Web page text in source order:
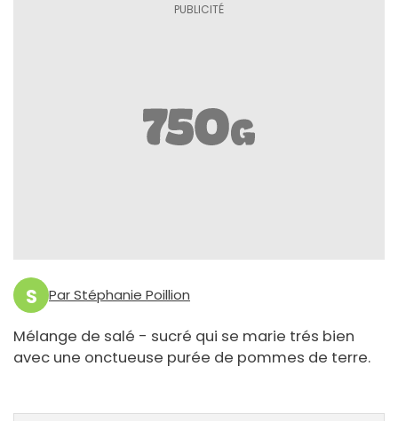
S Par Stéphanie Poillion
Mélange de salé - sucré qui se marie trés bien
avec une onctueuse purée de pommes de terre.